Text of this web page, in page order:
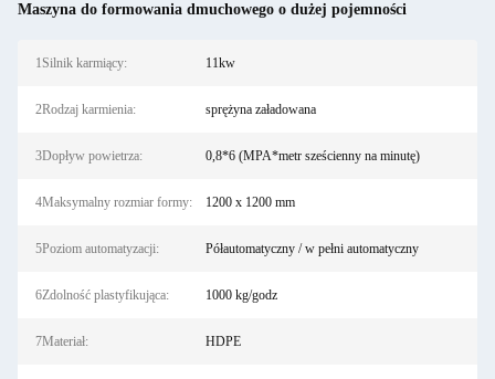
Maszyna do formowania dmuchowego o dużej pojemności
1Silnik karmiący: 11kw
2Rodzaj karmienia: sprężyna załadowana
3Dopływ powietrza: 0,8*6 (MPA*metr sześcienny na minutę)
4Maksymalny rozmiar formy: 1200 x 1200 mm
5Poziom automatyzacji: Półautomatyczny / w pełni automatyczny
6Zdolność plastyfikująca: 1000 kg/godz
7Materiał: HDPE